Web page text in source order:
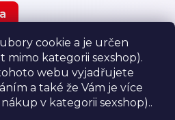
cookie a je určen
mimo kategorii sexshop).
webu vyjadřujete
a také že Vám je více
v kategorii sexshop)..